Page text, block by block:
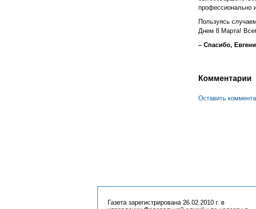
профессионально
Пользуясь
Днем 8 Марта!
– Спасибо,
Комментарии
Оставить
Газета зарегистрирована 26.02.2010 г. в